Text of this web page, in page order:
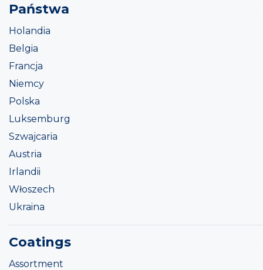
Państwa
Holandia
Belgia
Francja
Niemcy
Polska
Luksemburg
Szwajcaria
Austria
Irlandii
Włoszech
Ukraina
Coatings
Assortment